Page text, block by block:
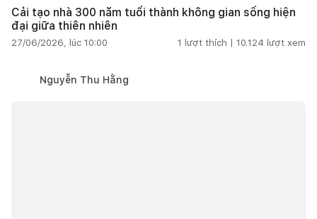
Cải tạo nhà 300 năm tuổi thành không gian sống hiện
đại giữa thiên nhiên
27/06/2026, lúc 10:00 1 lượt thích | 10.124 lượt xem
Nguyễn Thu Hằng